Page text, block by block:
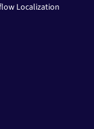
Localization